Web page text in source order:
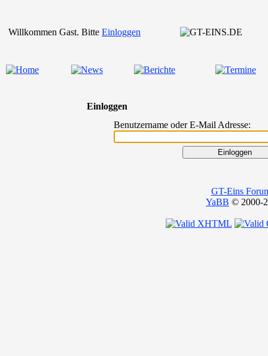
Willkommen Gast. Bitte Einloggen
Einloggen
Benutzername oder E-Mail Adresse:
GT-Eins
YaBB © 2000-